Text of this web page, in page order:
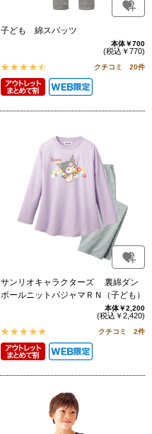
子ども 綿スパッツ
本体￥700
(税込￥770)
クチコミ 20件
サンリオキャラクターズ 裏綿ダン
ボールニットパジャマＲＮ（子ども）
本体￥2,200
(税込￥2,420)
クチコミ 2件